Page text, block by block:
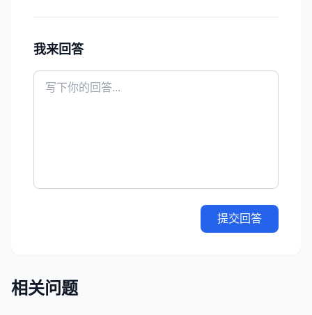
我来回答
提交回答
相关问题